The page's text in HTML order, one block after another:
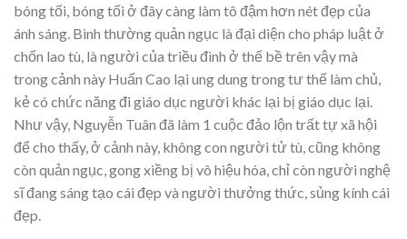
bóng tối, bóng tối ở đây càng làm tô đậm hơn nét đẹp của
ánh sáng. Bình thường quản ngục là đại diện cho pháp luật ở
chốn lao tù, là người của triều đình ở thế bề trên vậy mà
trong cảnh này Huấn Cao lại ung dung trong tư thế làm chủ,
kẻ có chức năng đi giáo dục người khác lại bị giáo dục lại.
Như vậy, Nguyễn Tuân đã làm 1 cuộc đảo lộn trất tự xã hội
để cho thấy, ở cảnh này, không con người tử tù, cũng không
còn quản ngục, gong xiềng bị vô hiệu hóa, chỉ còn người nghệ
sĩ đang sáng tạo cái đẹp và người thưởng thức, sủng kính cái
đẹp.